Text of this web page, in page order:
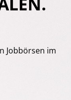
Jobbörsen im